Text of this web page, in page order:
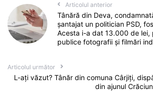
Articolul anterior
Tânără din Deva,
șantajat un politician PSD,
Acesta i-a dat 13.000 de lei,
publice fotografii și filmări
Articolul următor
L-ați văzut? Tânăr din comuna Cârjiți,
din ajunul